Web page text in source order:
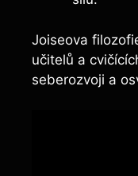
Joiseova
učitelů a
seberozvoji a